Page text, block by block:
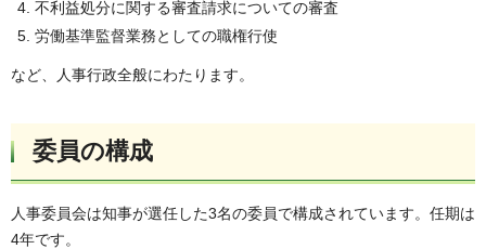
不利益処分に関する審査請求についての審査
労働基準監督業務としての職権行使
など、人事行政全般にわたります。
委員の構成
人事委員会は知事が選任した3名の委員で構成されています。任期は
4年です。